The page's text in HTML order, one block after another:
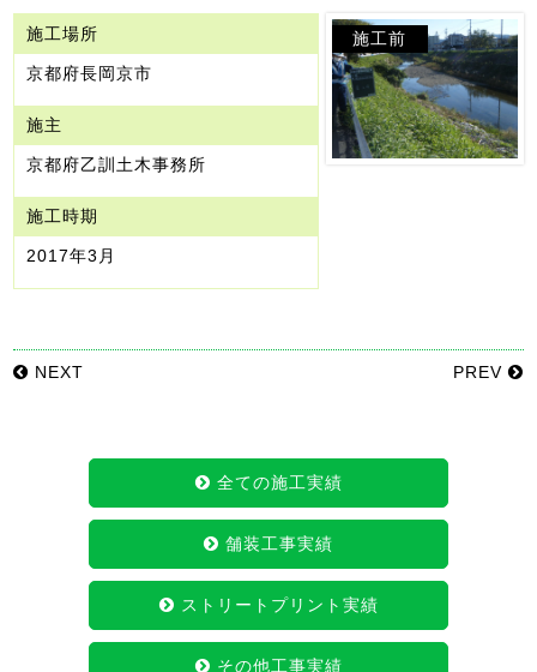
施工前
施工場所
京都府長岡京市
施主
京都府乙訓土木事務所
施工時期
2017年3月
NEXT PREV
全ての施工実績
舗装工事実績
ストリートプリント実績
その他工事実績